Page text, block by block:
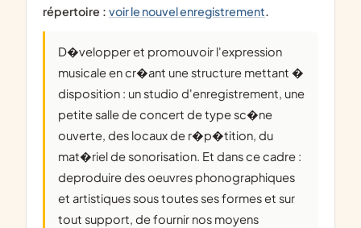
répertoire : voir le nouvel enregistrement.
D�velopper et promouvoir l'expression
musicale en cr�ant une structure mettant �
disposition : un studio d'enregistrement, une
petite salle de concert de type sc�ne
ouverte, des locaux de r�p�tition, du
mat�riel de sonorisation. Et dans ce cadre :
deproduire des oeuvres phonographiques
et artistiques sous toutes ses formes et sur
tout support, de fournir nos moyens